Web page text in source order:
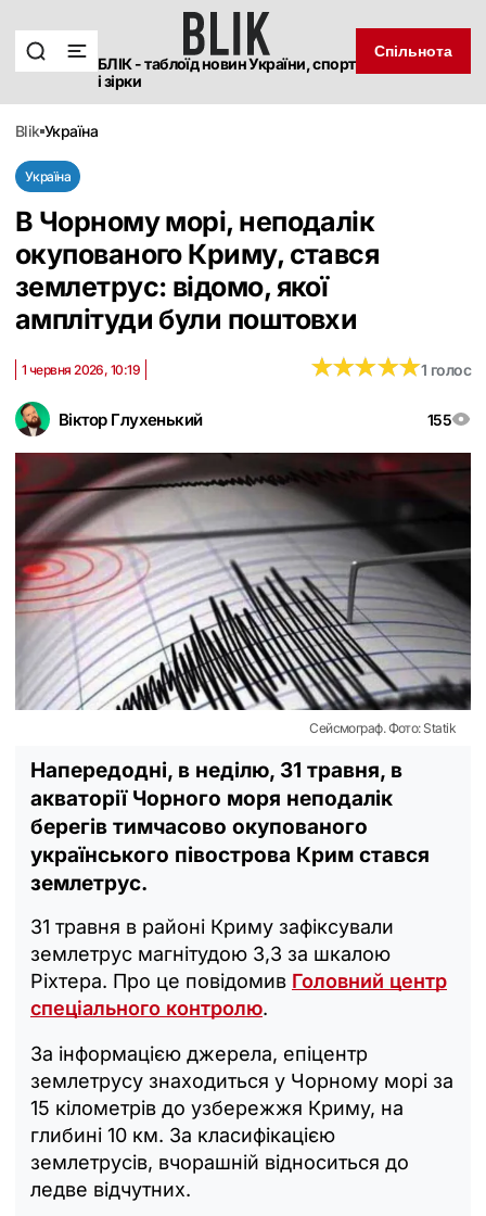
БЛІК - таблоїд новин України, спорт
і зірки
Спільнота
blik україна
Україна
В Чорному морі, неподалік
окупованого Криму, стався
землетрус: відомо, якої
амплітуди були поштовхи
Віктор Глухенький 155
1 червня 2026, 10:19 ★★★★★
★★★★★1 голос
Сейсмограф. Фото: Statik
Напередодні, в неділю, 31 травня, в
акваторії Чорного моря неподалік
берегів тимчасово окупованого
українського півострова Крим стався
землетрус.
31 травня в районі Криму зафіксували
землетрус магнітудою 3,3 за шкалою
Ріхтера. Про це повідомив Головний центр
спеціального контролю.
За інформацією джерела, епіцентр
землетрусу знаходиться у Чорному морі за
15 кілометрів до узбережжя Криму, на
глибині 10 км. За класифікацією
землетрусів, вчорашній відноситься до
ледве відчутних.